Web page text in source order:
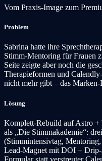
Vom Praxis-Image zum
Problem
Sabrina hatte ihre
Stimm-Mentoring für Frauen
Seite zeigte aber noch die
Therapieformen und
nicht mehr gibt – das
Lösung
Komplett-Rebuild auf Astro +
als „Die Stimmakademie“:
(Stimmintensivtag,
Lead-Magnet mit DOI +
Formular statt verstreuter